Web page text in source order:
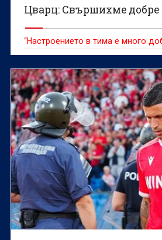
Цварц: Свършихме добре
“Настроението в тима е много